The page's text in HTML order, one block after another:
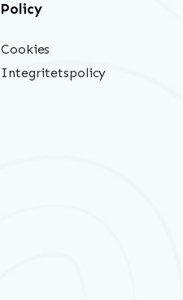
Policy
Cookies
Integritetspolicy